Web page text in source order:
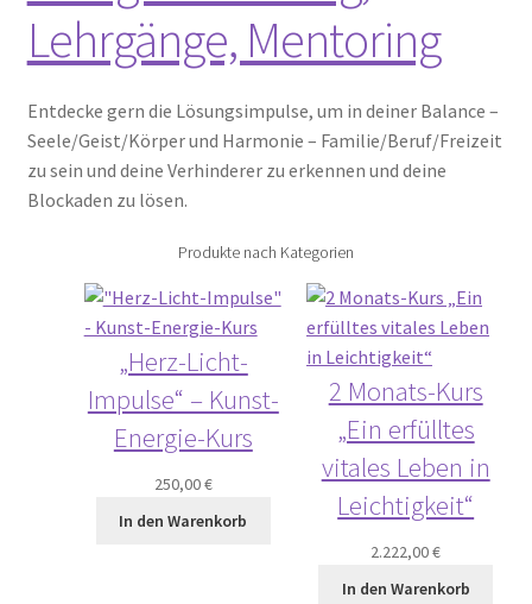
Lehrgänge, Mentoring
Entdecke gern die Lösungsimpulse, um in deiner Balance –
Seele/Geist/Körper und Harmonie – Familie/Beruf/Freizeit
zu sein und deine Verhinderer zu erkennen und deine
Blockaden zu lösen.
Produkte nach Kategorien
„Herz-Licht-
Impulse“ – Kunst-
Energie-Kurs
250,00€
In den Warenkorb
2 Monats-Kurs
„Ein erfülltes
vitales Leben in
Leichtigkeit“
2.222,00€
In den Warenkorb